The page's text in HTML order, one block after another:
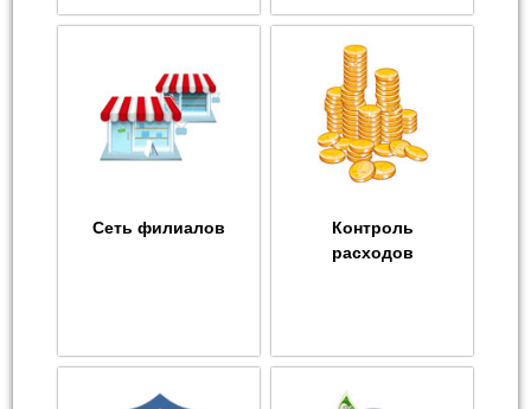
Сеть филиалов
Контроль
расходов